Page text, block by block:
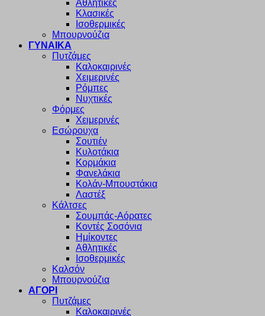
Αθλητικές
Κλασικές
Ισοθερμικές
Μπουρνούζια
ΓΥΝΑΙΚΑ
Πυτζάμες
Καλοκαιρινές
Χειμερινές
Ρόμπες
Νυχτικές
Φόρμες
Χειμερινές
Εσώρουχα
Σουτιέν
Κυλοτάκια
Κορμάκια
Φανελάκια
Κολάν-Μπουστάκια
Λαστέξ
Κάλτσες
Σουμπάς-Αόρατες
Κοντές Σοσόνια
Ημίκοντες
Αθλητικές
Ισοθερμικές
Καλσόν
Μπουρνούζια
ΑΓΟΡΙ
Πυτζάμες
Καλοκαιρινές